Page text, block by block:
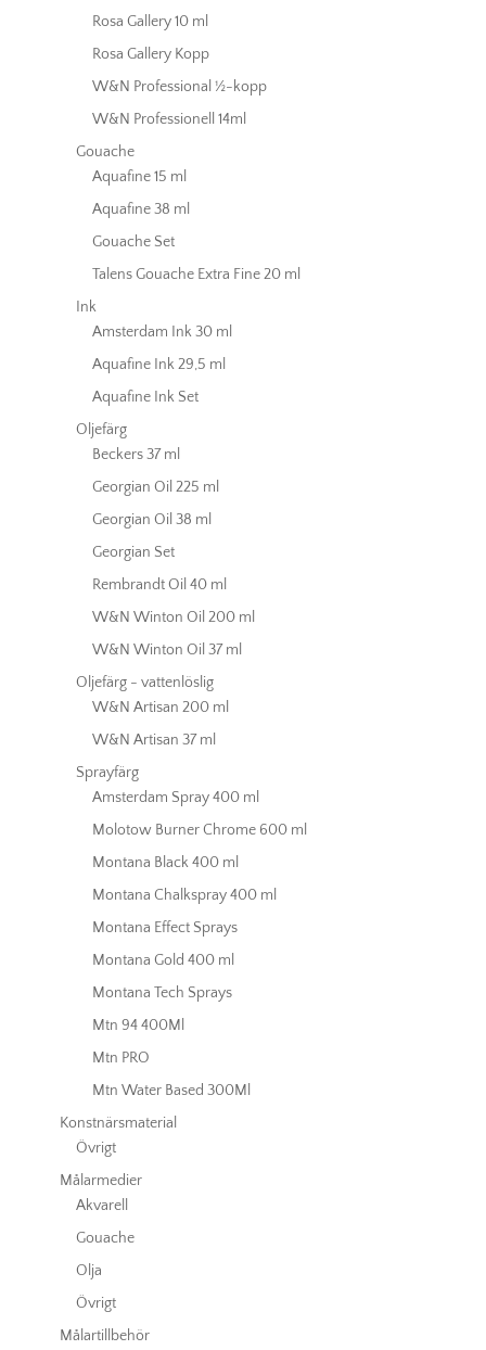
Rosa Gallery 10 ml
Rosa Gallery Kopp
W&N Professional ½-kopp
W&N Professionell 14ml
Gouache
Aquafine 15 ml
Aquafine 38 ml
Gouache Set
Talens Gouache Extra Fine 20 ml
Ink
Amsterdam Ink 30 ml
Aquafine Ink 29,5 ml
Aquafine Ink Set
Oljefärg
Beckers 37 ml
Georgian Oil 225 ml
Georgian Oil 38 ml
Georgian Set
Rembrandt Oil 40 ml
W&N Winton Oil 200 ml
W&N Winton Oil 37 ml
Oljefärg - vattenlöslig
W&N Artisan 200 ml
W&N Artisan 37 ml
Sprayfärg
Amsterdam Spray 400 ml
Molotow Burner Chrome 600 ml
Montana Black 400 ml
Montana Chalkspray 400 ml
Montana Effect Sprays
Montana Gold 400 ml
Montana Tech Sprays
Mtn 94 400Ml
Mtn PRO
Mtn Water Based 300Ml
Konstnärsmaterial
Övrigt
Målarmedier
Akvarell
Gouache
Olja
Övrigt
Målartillbehör